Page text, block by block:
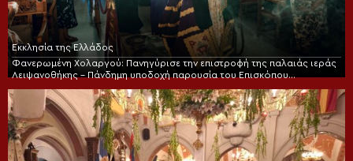
Εκκλησία της Ελλάδος
Φανερωμένη Χολαργού: Πανηγύρισε την επιστροφή της παλαιάς ιεράς
Λειψανοθήκης – Πάνδημη υποδοχή παρουσία του Επισκόπου